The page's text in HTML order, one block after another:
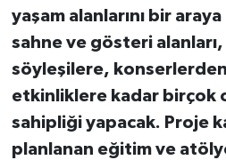
yaşam alanlarını bir
sahne ve gösteri
söyleşilere,
etkinliklere kadar birçok
sahipliği yapacak. Proje
planlanan eğitim ve